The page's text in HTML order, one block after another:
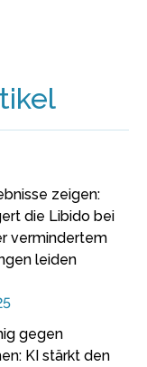
zeigen:
die Libido bei
vermindertem
leiden
gegen
KI stärkt den